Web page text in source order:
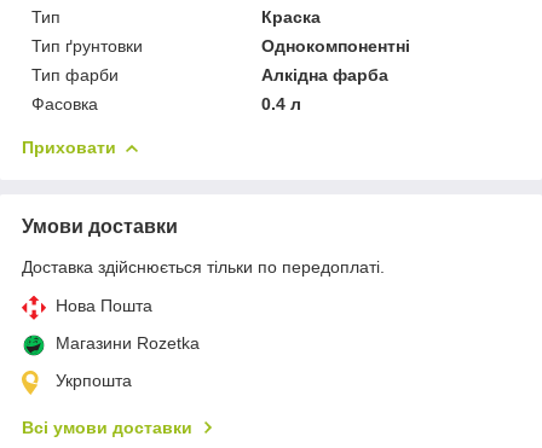
Тип
Краска
Тип ґрунтовки
Однокомпонентні
Тип фарби
Алкідна фарба
Фасовка
0.4 л
Приховати
Умови доставки
Доставка здійснюється тільки по передоплаті.
Нова Пошта
Магазини Rozetka
Укрпошта
Всі умови доставки